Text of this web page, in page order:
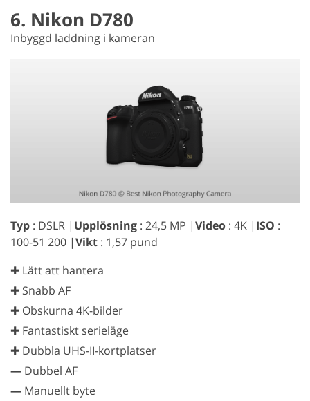
6. Nikon D780
Inbyggd laddning i kameran
Typ : DSLR | Upplösning : 24,5 MP |Video : 4K | ISO :
100-51 200 |Vikt : 1,57 pund
✚ Lätt att hantera
✚ Snabb AF
✚ Obskurna 4K-bilder
✚ Fantastiskt serieläge
✚ Dubbla UHS-II-kortplatser
— Dubbel AF
— Manuellt byte